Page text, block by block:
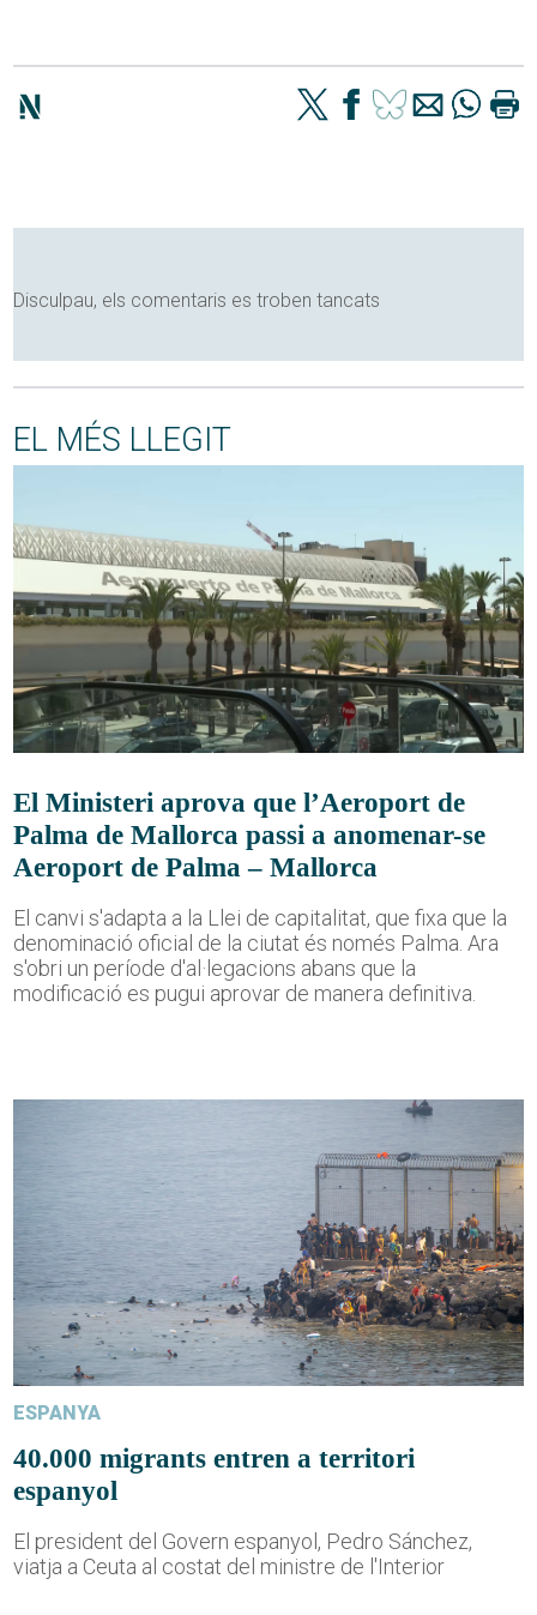
Disculpau, els comentaris es troben tancats
EL MÉS LLEGIT
El Ministeri aprova que l’Aeroport de
Palma de Mallorca passi a anomenar-se
Aeroport de Palma – Mallorca
El canvi s'adapta a la Llei de capitalitat, que fixa que la
denominació oficial de la ciutat és només Palma. Ara
s'obri un període d'al·legacions abans que la
modificació es pugui aprovar de manera definitiva.
ESPANYA
40.000 migrants entren a territori
espanyol
El president del Govern espanyol, Pedro Sánchez,
viatja a Ceuta al costat del ministre de l'Interior